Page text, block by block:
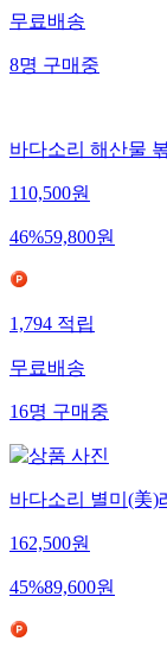
무료배송
8명구매중
바다소리 해산물
110,500원
46%59,800원
1,794적립
무료배송
16명구매중
바다소리 별미(美)
162,500원
45%89,600원